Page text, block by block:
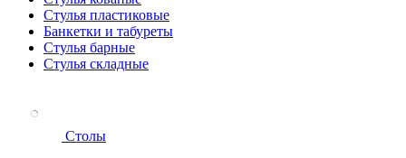
Стулья пластиковые
Банкетки и табуреты
Стулья барные
Стулья складные
Столы